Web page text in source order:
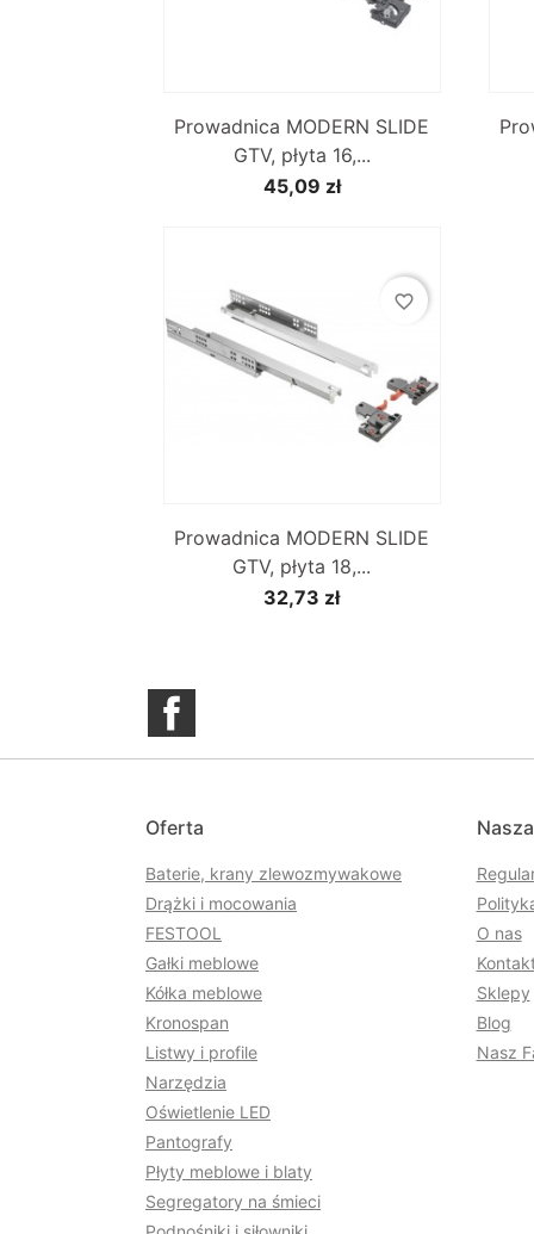
Prowadnica MODERN SLIDE
GTV, płyta 16,...
45,09 zł
Prowadnica MODERN SLIDE
GTV, płyta 18,...
32,73 zł
favorite_border
Oferta
Baterie, krany zlewozmywakowe
Drążki i mocowania
FESTOOL
Gałki meblowe
Kółka meblowe
Kronospan
Listwy i profile
Narzędzia
Oświetlenie LED
Pantografy
Płyty meblowe i blaty
Segregatory na śmieci
O nas
Sklepy
Blog
Nasz